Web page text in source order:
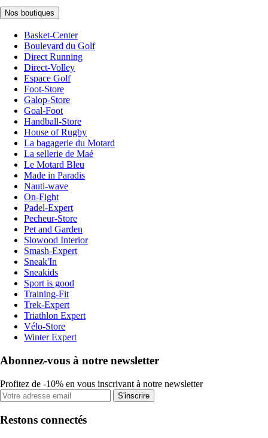
Nos boutiques
Basket-Center
Boulevard du Golf
Direct Running
Direct-Volley
Espace Golf
Foot-Store
Galop-Store
Goal-Foot
Handball-Store
House of Rugby
La bagagerie du Motard
La sellerie de Maé
Le Motard Bleu
Made in Paradis
Nauti-wave
On-Fight
Padel-Expert
Pecheur-Store
Pet and Garden
Slowood Interior
Smash-Expert
Sneak'In
Sneakids
Sport is good
Training-Fit
Trek-Expert
Triathlon Expert
Vélo-Store
Winter Expert
Abonnez-vous à notre newsletter
Profitez de -10% en vous inscrivant à notre newsletter
S'inscrire
Restons connectés